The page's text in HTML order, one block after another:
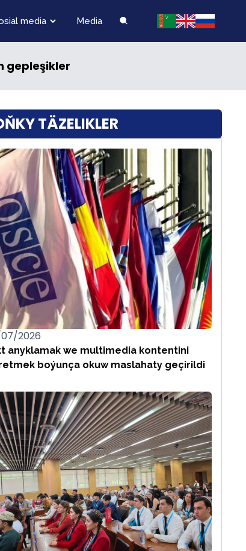
media Media
gepleşikler
TÄZELIKLER
2026
anyklamak we multimedia kontentini
boýunça okuw maslahaty geçirildi